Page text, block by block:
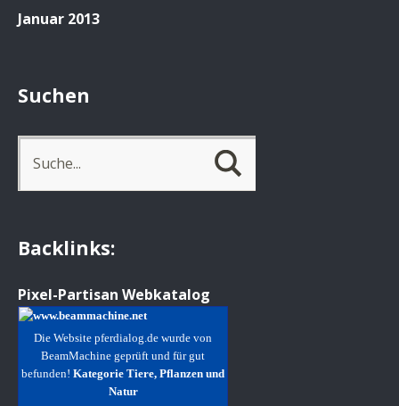
Januar 2013
Suchen
Backlinks:
Pixel-Partisan Webkatalog
Die Website pferdialog.de wurde von
BeamMachine geprüft und für gut
befunden! Kategorie Tiere, Pflanzen und
Natur